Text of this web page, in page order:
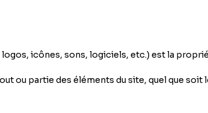
icônes, sons, logiciels, etc.) est la
ou partie des éléments du site, quel que soit